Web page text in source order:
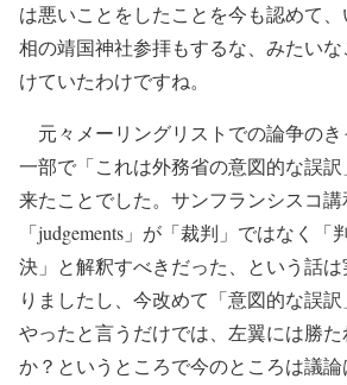
は悪いことをしたことを今も認めて
相の靖国神社参拝もするな、みたい
けていたわけですね。
元々メーリングリストでの論争の
一部で「これは外務省の意図的な誤
来たことでした。サンフランシスコ
「judgements」が「裁判」ではなく
決」と解釈すべきだった、という話
りましたし、今改めて「意図的な誤
やったと言うだけでは、左翼には勝た
か？というところで今のところは議